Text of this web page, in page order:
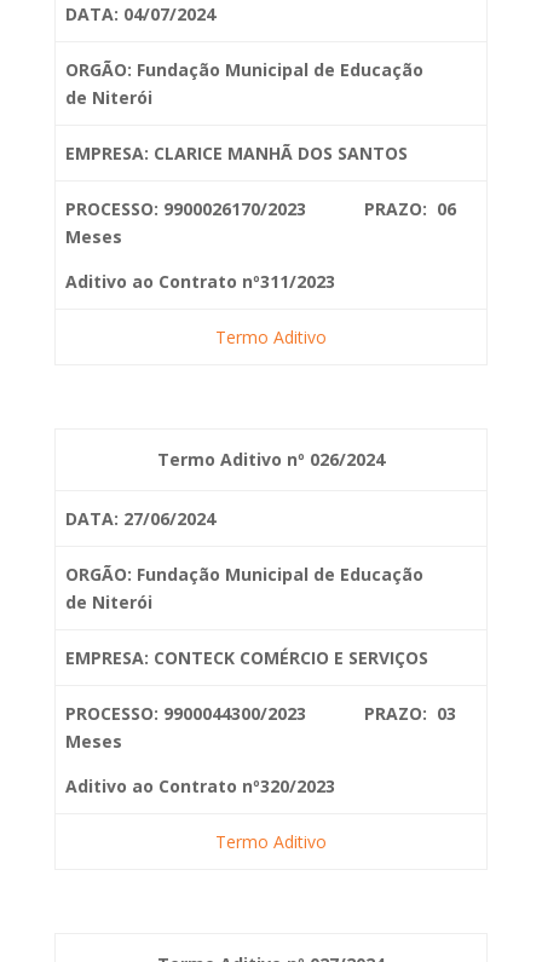
DATA: 04/07/2024
ORGÃO: Fundação Municipal de Educação
de Niterói
EMPRESA: CLARICE MANHÃ DOS SANTOS
PROCESSO: 9900026170/2023 PRAZO: 06
Meses
Aditivo ao Contrato nº311/2023
Termo Aditivo
Termo Aditivo nº 026/2024
DATA: 27/06/2024
ORGÃO: Fundação Municipal de Educação
de Niterói
EMPRESA: CONTECK COMÉRCIO E SERVIÇOS
PROCESSO: 9900044300/2023 PRAZO: 03
Meses
Aditivo ao Contrato nº320/2023
Termo Aditivo